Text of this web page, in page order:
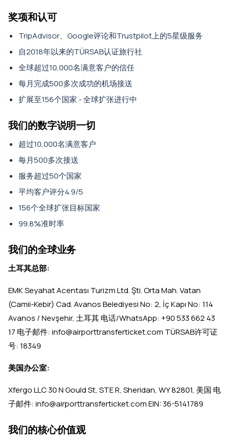
奖项和认可
TripAdvisor、Google评论和Trustpilot上的5星级服务
自2018年以来的TÜRSAB认证旅行社
全球超过10,000名满意客户的信任
每月完成500多次成功的机场接送
扩展至156个国家 - 全球扩张进行中
我们的数字说明一切
超过10,000名满意客户
每月500多次接送
服务超过50个国家
平均客户评分4.9/5
156个全球扩张目标国家
99.8%准时率
我们的全球业务
土耳其总部:
EMK Seyahat Acentası Turizm Ltd. Şti. Orta Mah. Vatan
(Camii-Kebir) Cad. Avanos Belediyesi No: 2, İç Kapı No: 114
Avanos / Nevşehir, 土耳其 电话/WhatsApp: +90 533 662 43
17 电子邮件: info@airporttransferticket.com TÜRSAB许可证
号: 18349
美国办公室:
Xfergo LLC 30 N Gould St, STE R, Sheridan, WY 82801, 美国 电
子邮件: info@airporttransferticket.com EIN: 36-5141789
我们的核心价值观